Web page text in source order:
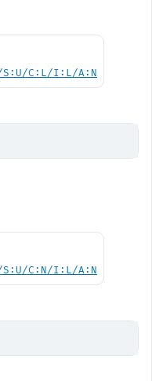
S:U/C:L/I:L/A:N
S:U/C:N/I:L/A:N